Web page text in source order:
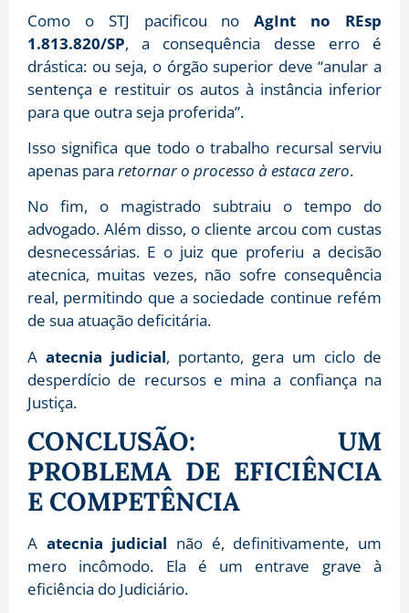
Como o STJ pacificou noAgInt no REsp
1.813.820/SP, a consequência desse erro é
drástica: ou seja, o órgão superior deve “anular a
sentença e restituir os autos à instância inferior
para que outra seja proferida”.
Isso significa que todo o trabalho recursal serviu
apenas para retornar o processo à estaca zero.
No fim, o magistrado subtraiu o tempo do
advogado. Além disso, o cliente arcou com custas
desnecessárias. E o juiz que proferiu a decisão
atecnica, muitas vezes, não sofre consequência
real, permitindo que a sociedade continue refém
de sua atuação deficitária.
A atecnia judicial, portanto, gera um ciclo de
desperdício de recursos e mina a confiança na
Justiça.
CONCLUSÃO: UM
PROBLEMA DE EFICIÊNCIA
E COMPETÊNCIA
A atecnia judicial não é, definitivamente, um
mero incômodo. Ela é um entrave grave à
eficiência do Judiciário.